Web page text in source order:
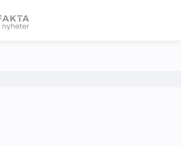
eBlad